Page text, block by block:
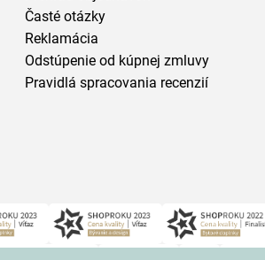
Časté otázky
Reklamácia
Odstúpenie od kúpnej zmluvy
Pravidlá spracovania recenzií